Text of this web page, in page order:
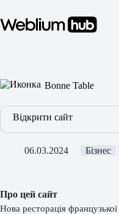
вмісту
Bonne Table
Відкрити сайт
06.03.2024 Бізнес
Про цей сайт
Нова ресторація